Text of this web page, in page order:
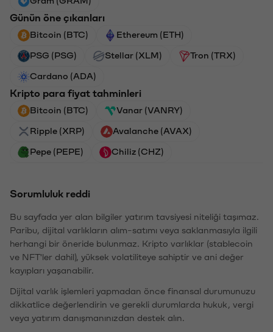
Günün öne çıkanları
Bitcoin (BTC) Ethereum (ETH)
PSG (PSG) Stellar (XLM) Tron (TRX)
Cardano (ADA)
Kripto para fiyat tahminleri
Bitcoin (BTC) Vanar (VANRY)
Ripple (XRP) Avalanche (AVAX)
Pepe (PEPE) Chiliz (CHZ)
Sorumluluk reddi
Bu sayfada yer alan bilgiler yatırım tavsiyesi niteliği taşımaz.
Paribu, dijital varlıkların alım-satımı veya saklanmasıyla ilgili
herhangi bir öneride bulunmaz. Kripto varlıklar (stablecoin
ve NFT'ler dahil), yüksek volatiliteye sahiptir ve ani değer
kayıpları yaşanabilir.
Dijital varlık işlemleri yapmadan önce finansal durumunuzu
dikkatlice değerlendirin ve gerekli durumlarda hukuk, vergi
veya yatırım danışmanınızdan destek alın.